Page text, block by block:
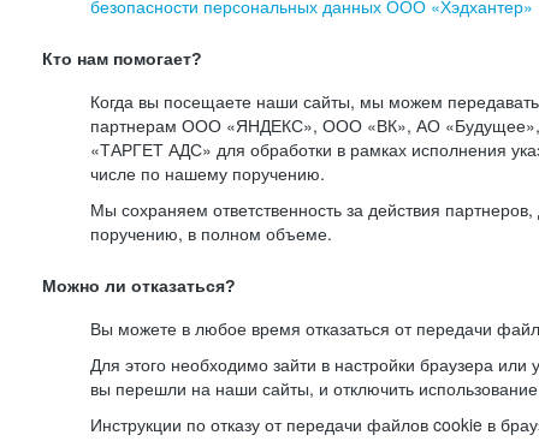
безопасности персональных данных ООО «Хэдхантер»
Кто нам помогает?
Когда вы посещаете наши сайты, мы можем
партнерам ООО «ЯНДЕКС», ООО «ВК», АО
«ТАРГЕТ АДС» для обработки в рамках исполнения
числе по нашему поручению.
Мы сохраняем ответственность за действия
поручению, в полном объеме.
Можно ли отказаться?
Вы можете в любое время отказаться от передачи
Для этого необходимо зайти в настройки браузера или
вы перешли на наши сайты, и отключить
Инструкции по отказу от передачи файлов cookie в